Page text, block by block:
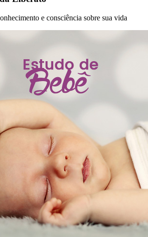
e consciência sobre sua vida